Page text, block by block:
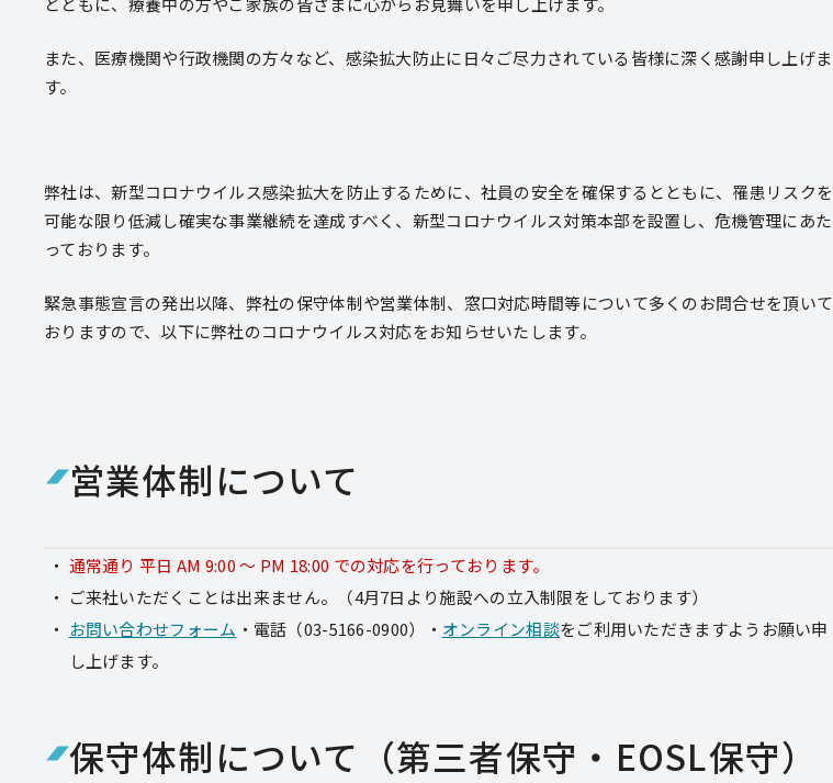
また、医療機関や行政機関の方々など、感染拡大防止に日々ご尽力されている皆様に深く感謝申し上げま
す。
弊社は、新型コロナウイルス感染拡大を防止するために、社員の安全を確保するとともに、罹患リスクを
可能な限り低減し確実な事業継続を達成すべく、新型コロナウイルス対策本部を設置し、危機管理にあた
っております。
緊急事態宣言の発出以降、弊社の保守体制や営業体制、窓口対応時間等について多くのお問合せを頂いて
おりますので、以下に弊社のコロナウイルス対応をお知らせいたします。
営業体制について
通常通り 平日 AM 9:00 〜 PM 18:00 での対応を行っております。
ご来社いただくことは出来ません。
（4月7日より施設への立入制限をしております）
お問い合わせフォーム ・電話（03-5166-0900）・ オンライン相談をご利用いただきますようお願い申
し上げます。
保守体制について（第三者保守・EOSL保守）